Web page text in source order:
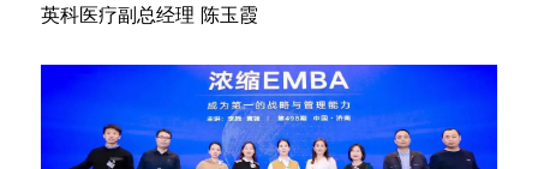
英科医疗副总经理 陈玉霞